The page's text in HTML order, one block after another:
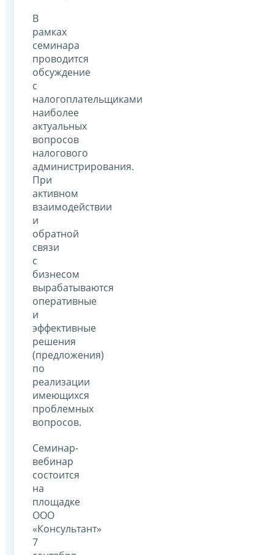
В
рамках
семинара
проводится
обсуждение
с
налогоплательщиками
наиболее
актуальных
вопросов
налогового
администрирования.
При
активном
взаимодействии
и
обратной
связи
с
бизнесом
вырабатываются
оперативные
и
эффективные
решения
(предложения)
по
реализации
имеющихся
проблемных
вопросов.
Семинар-
вебинар
состоится
на
площадке
ООО
«Консультант»
7